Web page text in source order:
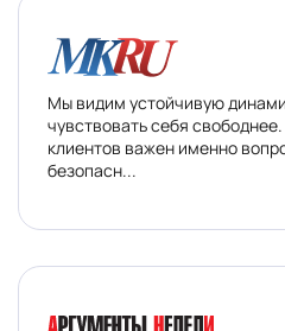
Мы видим устойчивую
чувствовать себя
клиентов важен именно
безопасн...